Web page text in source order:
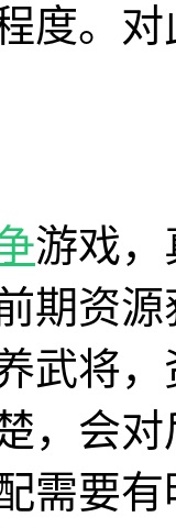
度。
游戏，
期资
武将
，会
需要